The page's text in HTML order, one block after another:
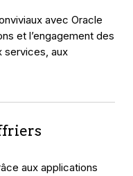
avec Oracle
et l’engagement des
services, aux
aux applications